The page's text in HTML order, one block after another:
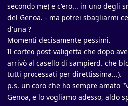
secondo me) e c'ero... in uno degli
del Genoa. - ma potrei sbagliarmi
d'una ?!
Momenti decisamente pessimi.
Il corteo post-valigetta che dopo
arrivò al casello di sampierd. che
tutti processati per direttissima...).
p.s. un coro che ho sempre amato
Genoa, e lo vogliamo adesso, aldo